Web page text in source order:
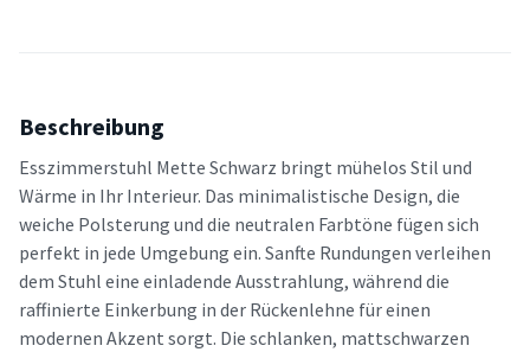
Beschreibung
Esszimmerstuhl Mette Schwarz bringt mühelos Stil und
Wärme in Ihr Interieur. Das minimalistische Design, die
weiche Polsterung und die neutralen Farbtöne fügen sich
perfekt in jede Umgebung ein. Sanfte Rundungen verleihen
dem Stuhl eine einladende Ausstrahlung, während die
raffinierte Einkerbung in der Rückenlehne für einen
modernen Akzent sorgt. Die schlanken, mattschwarzen